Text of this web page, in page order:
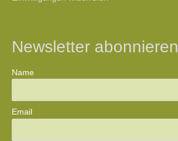
Newsletter abonnieren
Name
Email